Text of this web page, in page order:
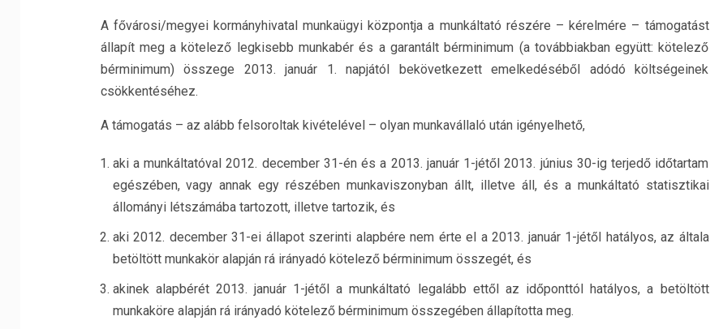
A fővárosi/megyei kormányhivatal munkaügyi központja a munkáltató részére – kérelmére – támogatást
állapít meg a kötelező legkisebb munkabér és a garantált bérminimum (a továbbiakban együtt: kötelező
bérminimum) összege 2013. január 1. napjától bekövetkezett emelkedéséből adódó költségeinek
csökkentéséhez.
A támogatás – az alább felsoroltak kivételével – olyan munkavállaló után igényelhető,
aki a munkáltatóval 2012. december 31-én és a 2013. január 1-jétől 2013. június 30-ig terjedő időtartam
egészében, vagy annak egy részében munkaviszonyban állt, illetve áll, és a munkáltató statisztikai
állományi létszámába tartozott, illetve tartozik, és
aki 2012. december 31-ei állapot szerinti alapbére nem érte el a 2013. január 1-jétől hatályos, az általa
betöltött munkakör alapján rá irányadó kötelező bérminimum összegét, és
akinek alapbérét 2013. január 1-jétől a munkáltató legalább ettől az időponttól hatályos, a betöltött
munkaköre alapján rá irányadó kötelező bérminimum összegében állapította meg.